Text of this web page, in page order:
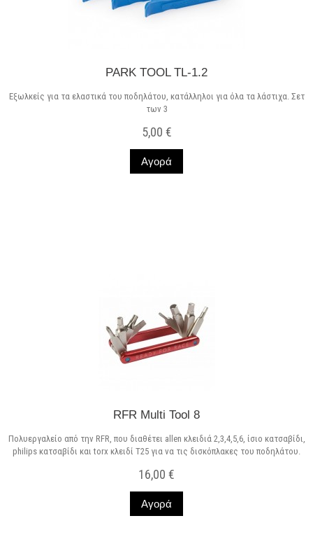
PARK TOOL TL-1.2
Εξωλκείς για τα ελαστικά του ποδηλάτου, κατάλληλοι για όλα τα λάστιχα. Σετ
των 3
5,00 €
Αγορά
RFR Multi Tool 8
Πολυεργαλείο από την RFR, που διαθέτει allen κλειδιά 2,3,4,5,6, ίσιο κατσαβίδι,
philips κατσαβίδι και torx κλειδί Τ25 για να τις δισκόπλακες του ποδηλάτου.
16,00 €
Αγορά